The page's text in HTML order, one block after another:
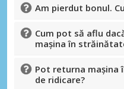
Am pierdut bonul.
Cum pot să aflu
mașina în
Pot returna mașina
de ridicare?